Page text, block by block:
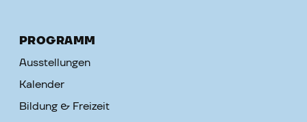
PROGRAMM
Ausstellungen
Kalender
Bildung & Freizeit